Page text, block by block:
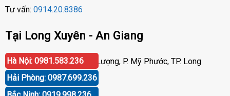
Tư vấn: 0914.20.8386
Tại Long Xuyên - An Giang
Địa chỉ: Số 417 Phạm Cự Lượng, P. Mỹ Phước, TP. Long
Xuyên, An Giang
Hà Nội: 0981.583.236
Hải Phòng: 0987.699.236